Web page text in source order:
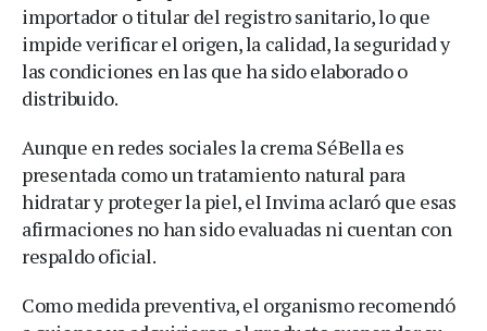
importador o titular del registro sanitario, lo que
impide verificar el origen, la calidad, la seguridad y
las condiciones en las que ha sido elaborado o
distribuido.
Aunque en redes sociales la crema SéBella es
presentada como un tratamiento natural para
hidratar y proteger la piel, el Invima aclaró que esas
afirmaciones no han sido evaluadas ni cuentan con
respaldo oficial.
Como medida preventiva, el organismo recomendó